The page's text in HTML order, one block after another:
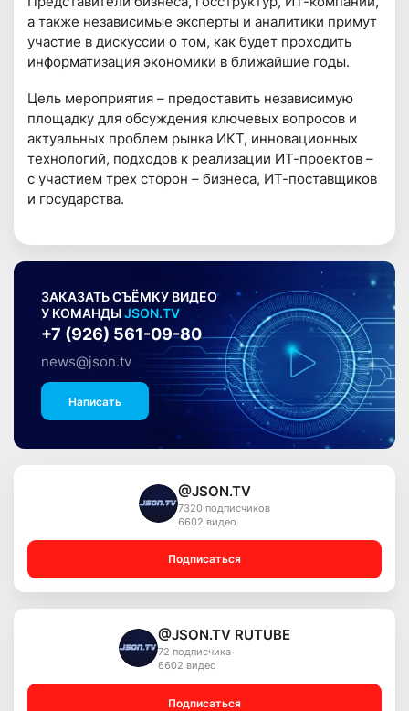
а также независимые эксперты и аналитики примут
участие в дискуссии о том, как будет проходить
информатизация экономики в ближайшие годы.
Цель мероприятия – предоставить независимую
площадку для обсуждения ключевых вопросов и
актуальных проблем рынка ИКТ, инновационных
технологий, подходов к реализации ИТ-проектов –
с участием трех сторон – бизнеса, ИТ-поставщиков
и государства.
ЗАКАЗАТЬ СЪЁМКУ ВИДЕО
У КОМАНДЫJSON.TV
+7 (926) 561-09-80
news@json.tv
Написать
@JSON.TV
7320 подписчиков
6602 видео
Подписаться
@JSON.TV RUTUBE
72 подписчика
6602 видео
Подписаться